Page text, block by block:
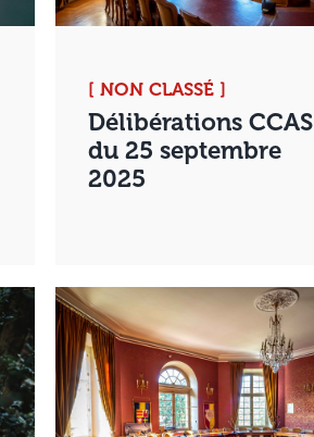
[ NON CLASSÉ ]
Délibérations CCAS
du 25 septembre
2025